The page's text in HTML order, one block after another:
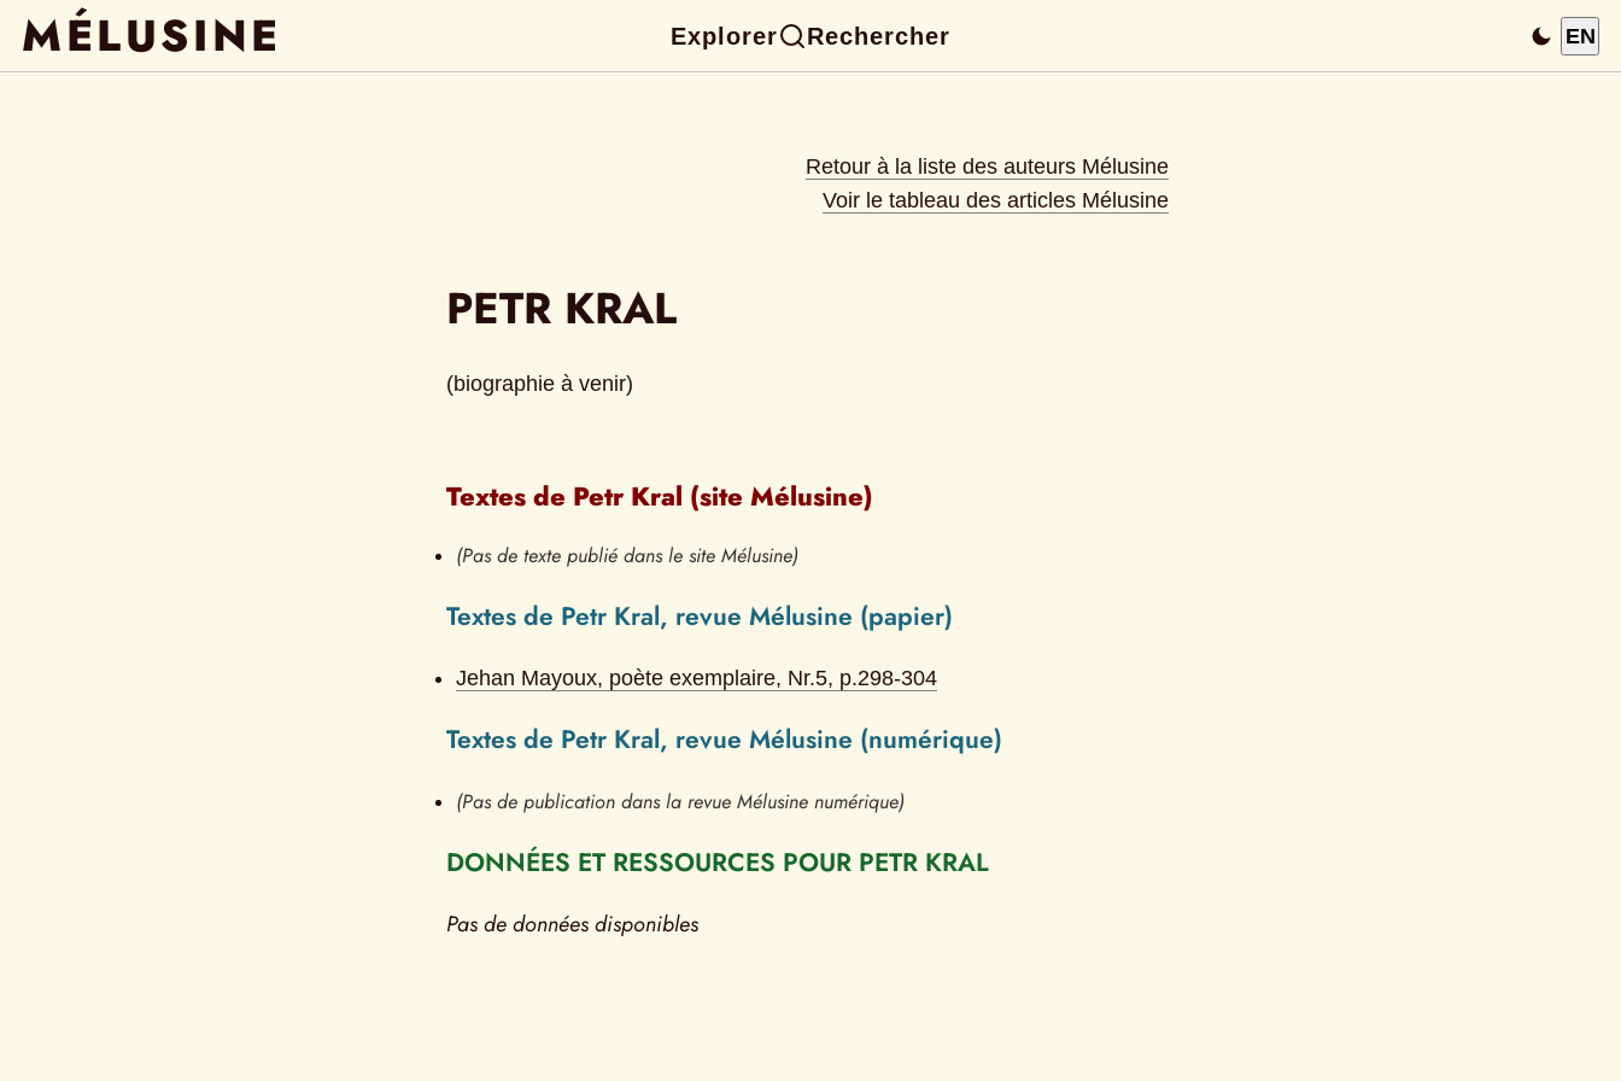
MÉLUSINE Explorer Rechercher EN
Retour à la liste des auteurs Mélusine
Voir le tableau des articles Mélusine
PETR KRAL
(biographie à venir)
Textes de Petr Kral (site Mélusine)
(Pas de texte publié dans le site Mélusine)
Textes de Petr Kral, revue Mélusine (papier)
Jehan Mayoux, poète exemplaire, Nr.5, p.298-304
Textes de Petr Kral, revue Mélusine (numérique)
(Pas de publication dans la revue Mélusine numérique)
DONNÉES ET RESSOURCES POUR PETR KRAL
Pas de données disponibles